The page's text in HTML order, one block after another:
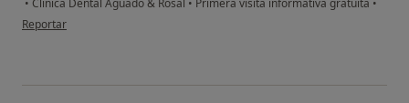
• Clínica Dental Aguado & Rosal • Primera visita informativa gratuita •
en opinión del usuario Mila leon
Reportar